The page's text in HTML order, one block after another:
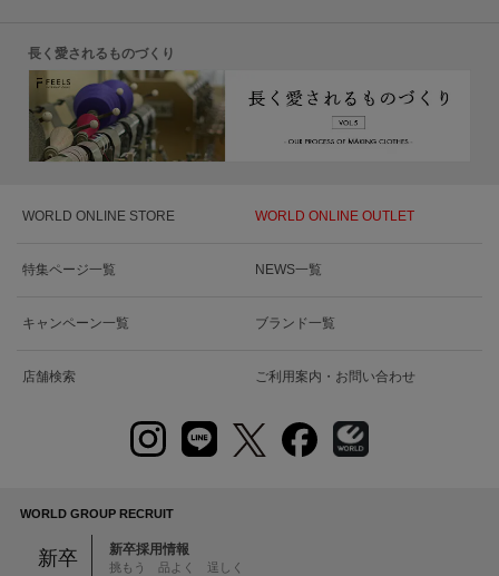
長く愛されるものづくり
WORLD ONLINE STORE WORLD ONLINE OUTLET
特集ページ一覧 NEWS一覧
キャンペーン一覧 ブランド一覧
店舗検索 ご利用案内・お問い合わせ
WORLD GROUP RECRUIT
新卒 新卒採用情報
挑もう 品よく 逞しく